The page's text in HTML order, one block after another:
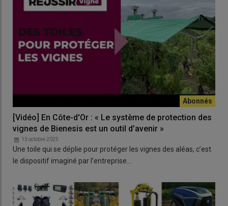
[Vidéo] En Côte-d'Or : « Le système de protection des
vignes de Bienesis est un outil d’avenir »
13 octobre 2025
Une toile qui se déplie pour protéger les vignes des aléas, c’est
le dispositif imaginé par l’entreprise…